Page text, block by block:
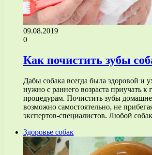
09.08.2019
0
Как почистить зубы
Дабы собака всегда была здоровой и
нужно с раннего возраста приучать к
процедурам. Почистить зубы
возможно самостоятельно, не
экспертов-специалистов. Любой
Здоровье собак